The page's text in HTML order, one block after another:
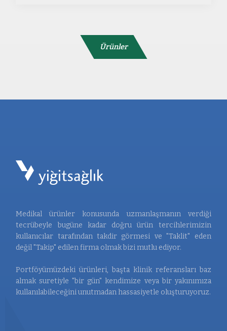
Ürünler
Medikal ürünler konusunda uzmanlaşmanın verdiği
tecrübeyle bugüne kadar doğru ürün tercihlerimizin
kullanıcılar tarafından takdir görmesi ve "Taklit" eden
değil "Takip" edilen firma olmak bizi mutlu ediyor.
Portföyümüzdeki ürünleri, başta klinik referansları baz
almak suretiyle "bir gün" kendimize veya bir yakınımıza
kullanılabileceğini unutmadan hassasiyetle oluşturuyoruz.